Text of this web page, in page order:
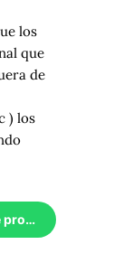
los
que
de
) los
Necesito Información de este producto